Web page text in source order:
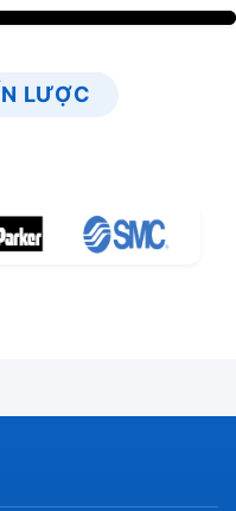
Đài Loan, Hàn
trong mọi dự án công
LƯỢC